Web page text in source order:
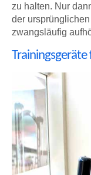
zu halten. Nur
der
zwangsläufig
Trainingsgeräte